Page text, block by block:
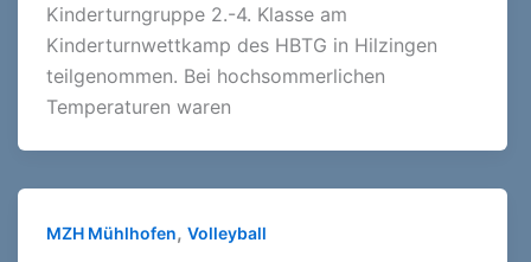
Kinderturngruppe 2.-4. Klasse am
Kinderturnwettkamp des HBTG in Hilzingen
teilgenommen. Bei hochsommerlichen
Temperaturen waren
MZH Mühlhofen, Volleyball